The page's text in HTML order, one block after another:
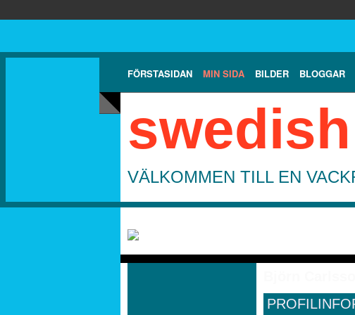
FÖRSTASIDAN MIN SIDA BILDER BLOGGAR
VÄLKOMMEN TILL EN